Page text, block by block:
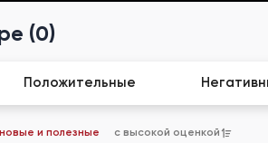
(0)
Положительные
новые и полезные с высокой оценкой